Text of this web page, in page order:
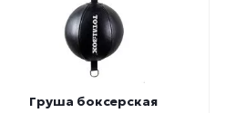
Груша боксерская